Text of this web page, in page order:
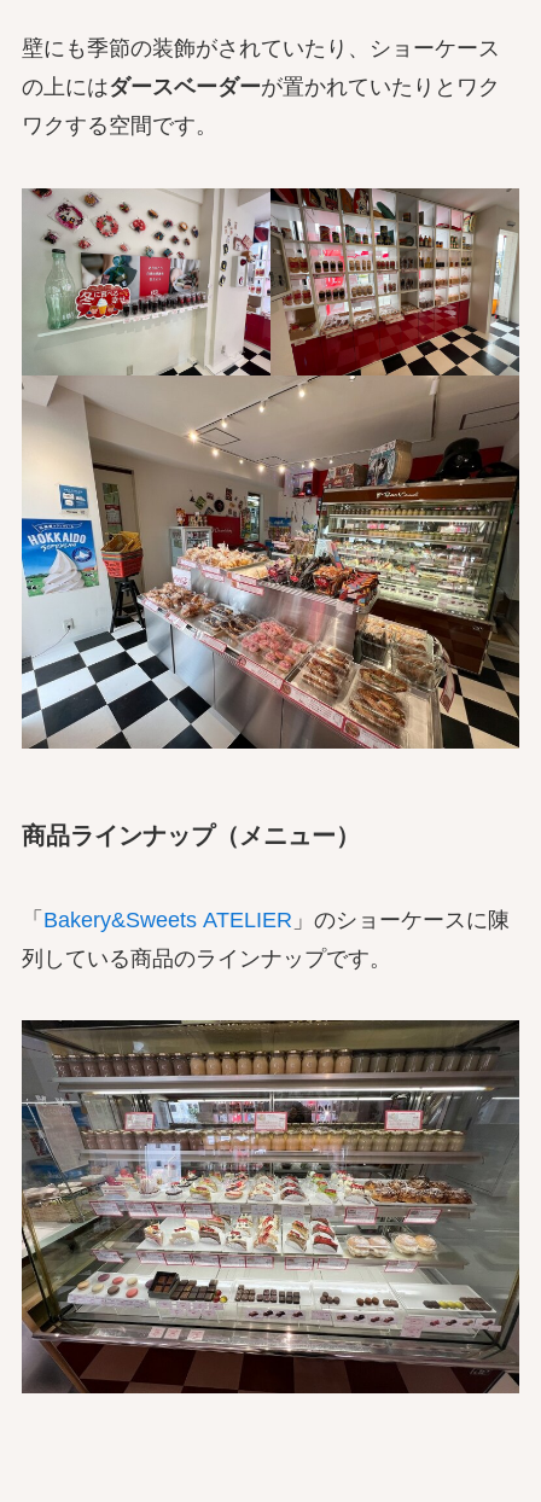
壁にも季節の装飾がされていたり、ショーケース
の上にはダースベーダーが置かれていたりとワク
ワクする空間です。
商品ラインナップ（メニュー）
「 Bakery&Sweets ATELIER 」のショーケースに陳
列している商品のラインナップです。